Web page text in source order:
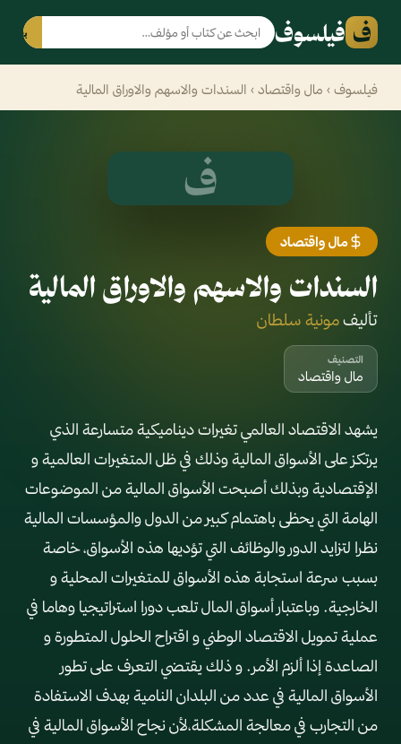
ف فيلسوف بحث
فيلسوف › مال واقتصاد › السندات والاسهم والاوراق المالية
ف
مال واقتصاد
السندات والاسهم والاوراق المالية
تأليفمونية سلطان
التصنيف
مال واقتصاد
يشهد الاقتصاد العالمي تغيرات ديناميكية متسارعة الذي
يرتكز على الأسواق المالية وذلك في ظل المتغيرات العالمية و
الإقتصادية وبذلك أصبحت الأسواق المالية من الموضوعات
الهامة التي يحظى باهتمام كبير من الدول والمؤسسات المالية
نظرا لتزايد الدور والوظائف التي تؤديها هذه الأسواق، خاصة
بسبب سرعة استجابة هذه الأسواق للمتغيرات المحلية و
الخارجية. وباعتبار أسواق المال تلعب دورا استراتيجيا وهاما في
عملية تمويل الاقتصاد الوطني و اقتراح الحلول المتطورة و
الصاعدة إذا ألزم الأمر. و ذلك يقتضي التعرف على تطور
الأسواق المالية في عدد من البلدان النامية بهدف الاستفادة
من التجارب في معالجة المشكلة،لأن نجاح الأسواق المالية في